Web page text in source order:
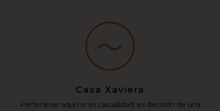
Casa Xaviera
Pertenecer aquí no es casualidad: es decisión de una